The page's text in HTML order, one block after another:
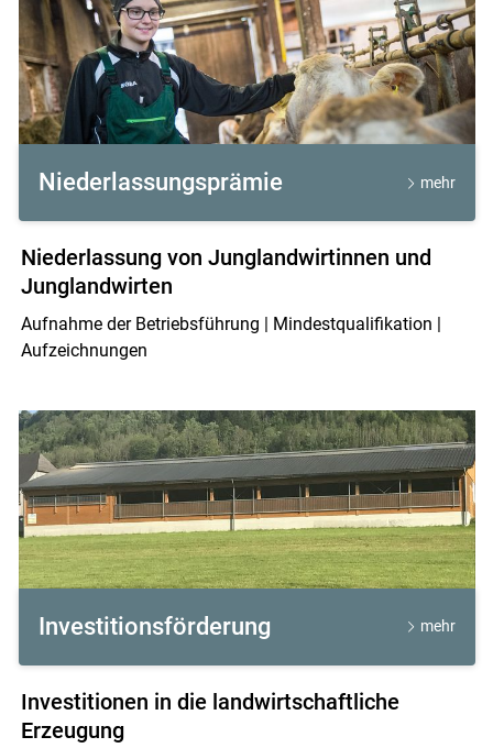
Niederlassungsprämie mehr
Niederlassung von Junglandwirtinnen und
Junglandwirten
Aufnahme der Betriebsführung | Mindestqualifikation |
Aufzeichnungen
Investitionsförderung mehr
Investitionen in die landwirtschaftliche
Erzeugung